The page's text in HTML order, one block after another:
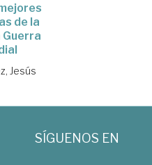
de la
Guerra
Jesús
SÍGUENOS EN